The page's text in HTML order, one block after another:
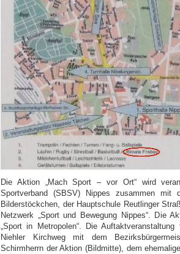
Die Aktion „Mach Sport – vor Ort“ wird
Sportverband (SBSV) Nippes zusammen mit
Bilderstöckchen, der Hauptschule Reutlinger
Netzwerk „Sport und Bewegung Nippes“. Die
„Sport in Metropolen“. Die
Niehler Kirchweg mit dem
Schirmherrn der Aktion (Bildmitte), dem